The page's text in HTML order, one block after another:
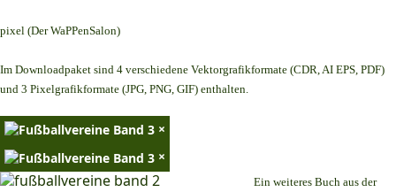
pixel (Der WaPPenSalon)
Im Downloadpaket sind 4 verschiedene Vektorgrafikformate (CDR, AI EPS, PDF)
und 3 Pixelgrafikformate (JPG, PNG, GIF) enthalten.
×
×
Ein weiteres Buch aus der